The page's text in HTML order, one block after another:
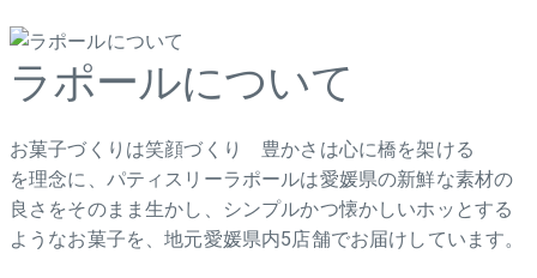
ラポールについて
お菓子づくりは笑顔づくり 豊かさは心に橋を架ける
を理念に、パティスリーラポールは愛媛県の新鮮な素材の
良さをそのまま生かし、シンプルかつ懐かしいホッとする
ようなお菓子を、地元愛媛県内5店舗でお届けしています。